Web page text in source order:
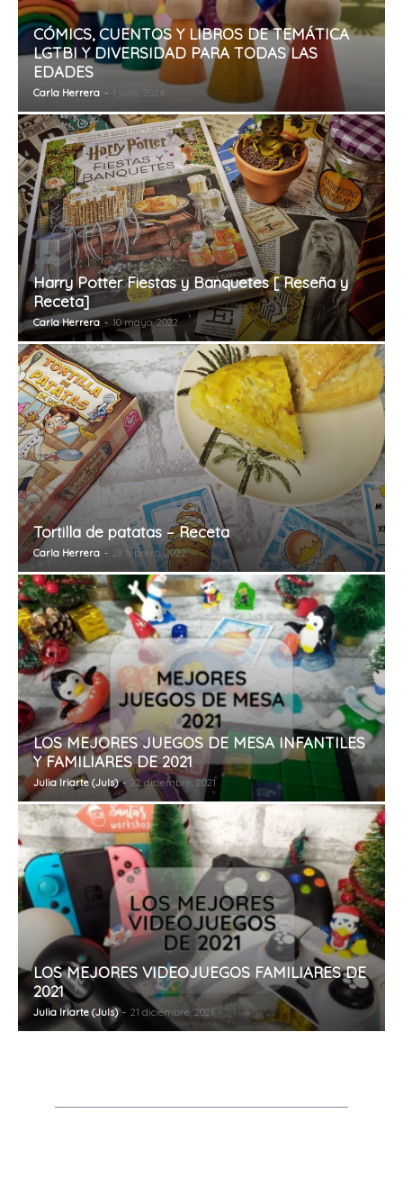
CÓMICS, CUENTOS Y LIBROS DE TEMÁTICA
LGTBI Y DIVERSIDAD PARA TODAS LAS
EDADES
Carla Herrera - 1 julio, 2024
Harry Potter Fiestas y Banquetes [ Reseña y
Receta]
Carla Herrera - 10 mayo, 2022
Tortilla de patatas – Receta
Carla Herrera - 28 febrero, 2022
LOS MEJORES JUEGOS DE MESA INFANTILES
Y FAMILIARES DE 2021
Julia Iriarte (Juls) - 22 diciembre, 2021
LOS MEJORES VIDEOJUEGOS FAMILIARES DE
2021
Julia Iriarte (Juls) - 21 diciembre, 2021